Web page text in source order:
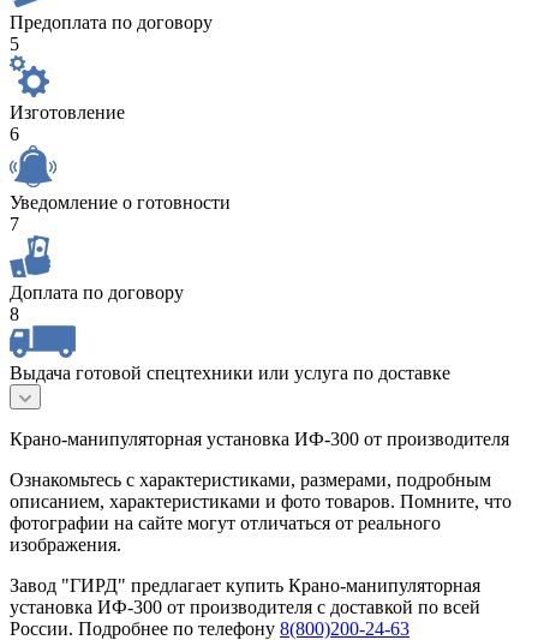
Предоплата по договору
5
Изготовление
6
Уведомление о готовности
7
Доплата по договору
8
Выдача готовой спецтехники или услуга по доставке
Крано-манипуляторная установка ИФ-300 от производителя
Ознакомьтесь с характеристиками, размерами, подробным
описанием, характеристиками и фото товаров. Помните, что
фотографии на сайте могут отличаться от реального
изображения.
Завод "ГИРД" предлагает купить Крано-манипуляторная
установка ИФ-300 от производителя с доставкой по всей
России. Подробнее по телефону 8(800)200-24-63